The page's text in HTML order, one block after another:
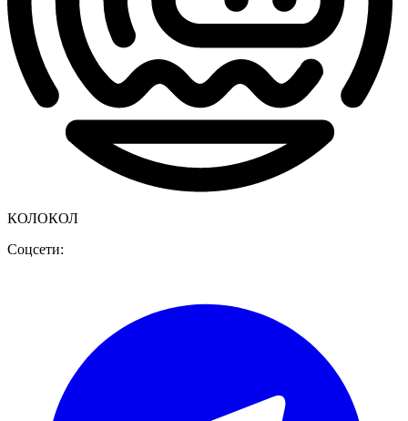
КОЛОКОЛ
Соцсети: